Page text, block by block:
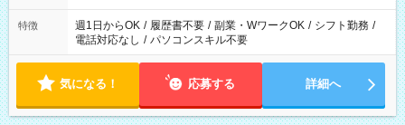
特徴 週1日からOK / 履歴書不要 / 副業・WワークOK / シフト勤務 /
電話対応なし / パソコンスキル不要
気になる！ 応募する 詳細へ